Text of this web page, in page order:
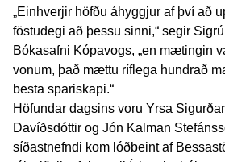
„Einhverjir höfðu áhyggjur af því að
föstudegi að þessu sinni,“ segir
Bókasafni Kópavogs, „en mætingin
vonum, það mættu ríflega hundrað
besta spariskapi.“
Höfundar dagsins voru Yrsa
Davíðsdóttir og Jón Kalman
síðastnefndi kom lóðbeint af